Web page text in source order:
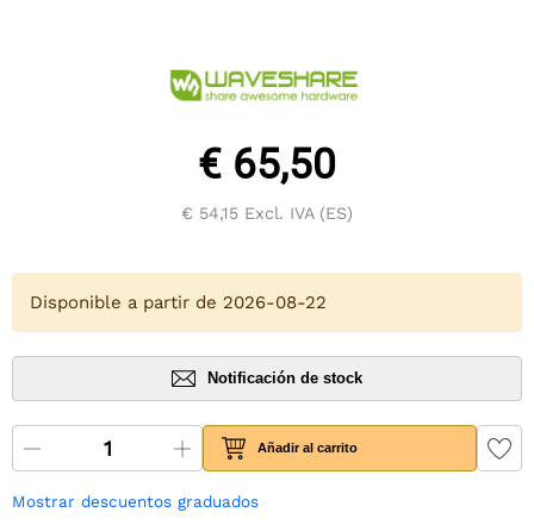
€ 65,50
€ 54,15 Excl. IVA (ES)
Disponible a partir de 2026-08-22
Notificación de stock
Añadir al carrito
Mostrar descuentos graduados